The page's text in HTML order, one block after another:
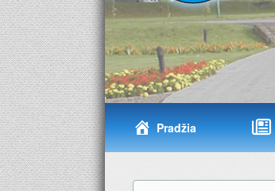
Pradžia